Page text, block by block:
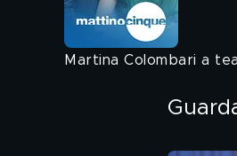
Martina Colombari a